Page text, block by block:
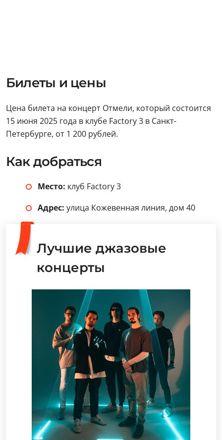
Билеты и цены
Цена билета на концерт Отмели, который состоится
15 июня 2025 года в клубе Factory 3 в Санкт-
Петербурге, от 1 200 рублей.
Как добраться
Место: клуб Factory 3
Адрес: улица Кожевенная линия, дом 40
Лучшие джазовые
концерты